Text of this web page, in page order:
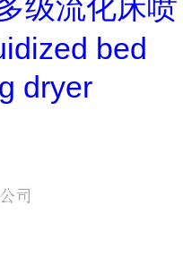
级流化床喷
bed
dryer